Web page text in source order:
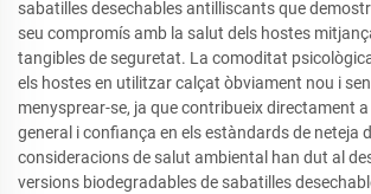
sabatilles desechables antilliscants que
seu compromís amb la salut dels hostes
tangibles de seguretat. La comoditat
els hostes en utilitzar calçat òbviament nou i
menysprear-se, ja que contribueix directament
general i confiança en els estàndards de neteja
consideracions de salut ambiental han dut al
versions biodegradables de sabatilles